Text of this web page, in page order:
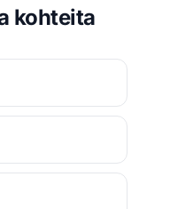
kohteita